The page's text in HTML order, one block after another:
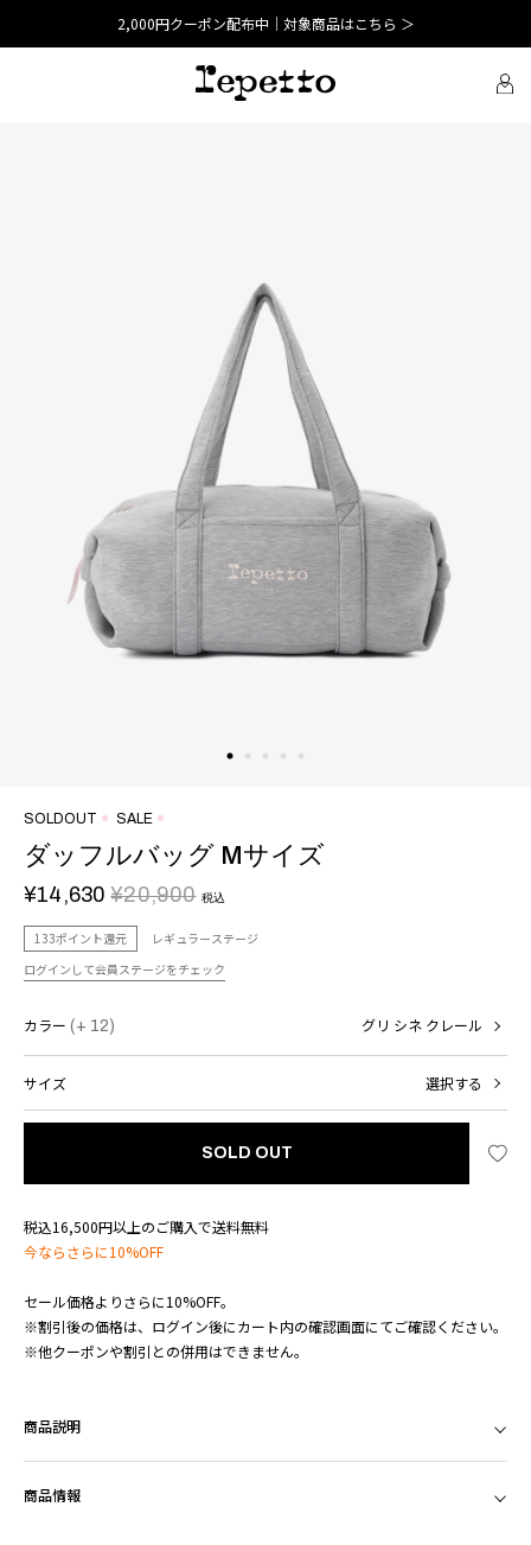
2,000円クーポン配布中｜対象商品はこちら ＞
SOLDOUT SALE
ダッフルバッグ Mサイズ
¥14,630 ¥20,900 税込
133ポイント還元
レギュラーステージ
ログインして会員ステージをチェック
カラー (+ 12) グリ シネ クレール
サイズ 選択する
SOLD OUT
税込16,500円以上のご購入で送料無料
今ならさらに10%OFF
セール価格よりさらに10%OFF。
※割引後の価格は、ログイン後にカート内の確認画面にてご確認ください。
※他クーポンや割引との併用はできません。
商品説明
商品情報